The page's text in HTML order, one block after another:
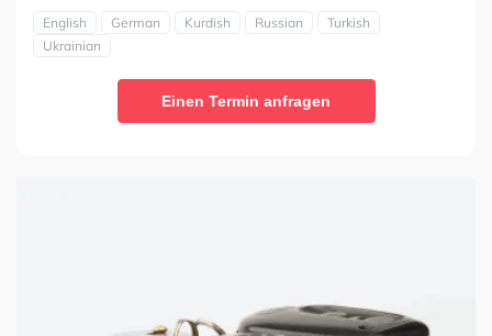
English German Kurdish Russian
Turkish
Ukrainian
Einen Termin anfragen